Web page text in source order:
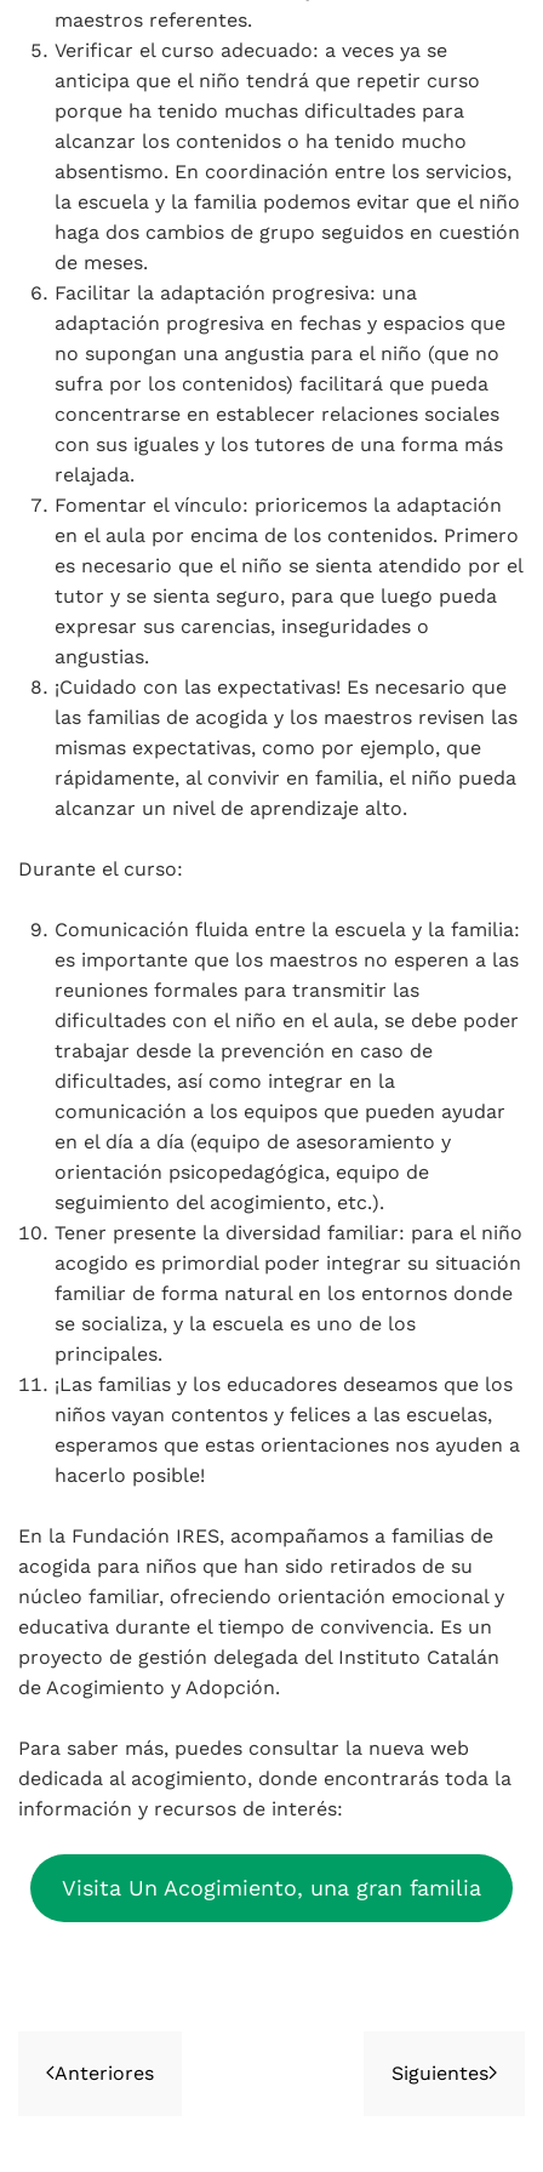
maestros referentes.
Verificar el curso adecuado: a veces ya se
anticipa que el niño tendrá que repetir curso
porque ha tenido muchas dificultades para
alcanzar los contenidos o ha tenido mucho
absentismo. En coordinación entre los servicios,
la escuela y la familia podemos evitar que el niño
haga dos cambios de grupo seguidos en cuestión
de meses.
Facilitar la adaptación progresiva: una
adaptación progresiva en fechas y espacios que
no supongan una angustia para el niño (que no
sufra por los contenidos) facilitará que pueda
concentrarse en establecer relaciones sociales
con sus iguales y los tutores de una forma más
relajada.
Fomentar el vínculo: prioricemos la adaptación
en el aula por encima de los contenidos. Primero
es necesario que el niño se sienta atendido por el
tutor y se sienta seguro, para que luego pueda
expresar sus carencias, inseguridades o
angustias.
¡Cuidado con las expectativas! Es necesario que
las familias de acogida y los maestros revisen las
mismas expectativas, como por ejemplo, que
rápidamente, al convivir en familia, el niño pueda
alcanzar un nivel de aprendizaje alto.
Durante el curso:
Comunicación fluida entre la escuela y la familia:
es importante que los maestros no esperen a las
reuniones formales para transmitir las
dificultades con el niño en el aula, se debe poder
trabajar desde la prevención en caso de
dificultades, así como integrar en la
comunicación a los equipos que pueden ayudar
en el día a día (equipo de asesoramiento y
orientación psicopedagógica, equipo de
seguimiento del acogimiento, etc.).
Tener presente la diversidad familiar: para el niño
acogido es primordial poder integrar su situación
familiar de forma natural en los entornos donde
se socializa, y la escuela es uno de los
principales.
¡Las familias y los educadores deseamos que los
niños vayan contentos y felices a las escuelas,
esperamos que estas orientaciones nos ayuden a
hacerlo posible!
En la Fundación IRES, acompañamos a familias de
acogida para niños que han sido retirados de su
núcleo familiar, ofreciendo orientación emocional y
educativa durante el tiempo de convivencia. Es un
proyecto de gestión delegada del Instituto Catalán
de Acogimiento y Adopción.
Para saber más, puedes consultar la nueva web
dedicada al acogimiento, donde encontrarás toda la
información y recursos de interés:
Visita Un Acogimiento, una gran familia
Anteriores Siguientes